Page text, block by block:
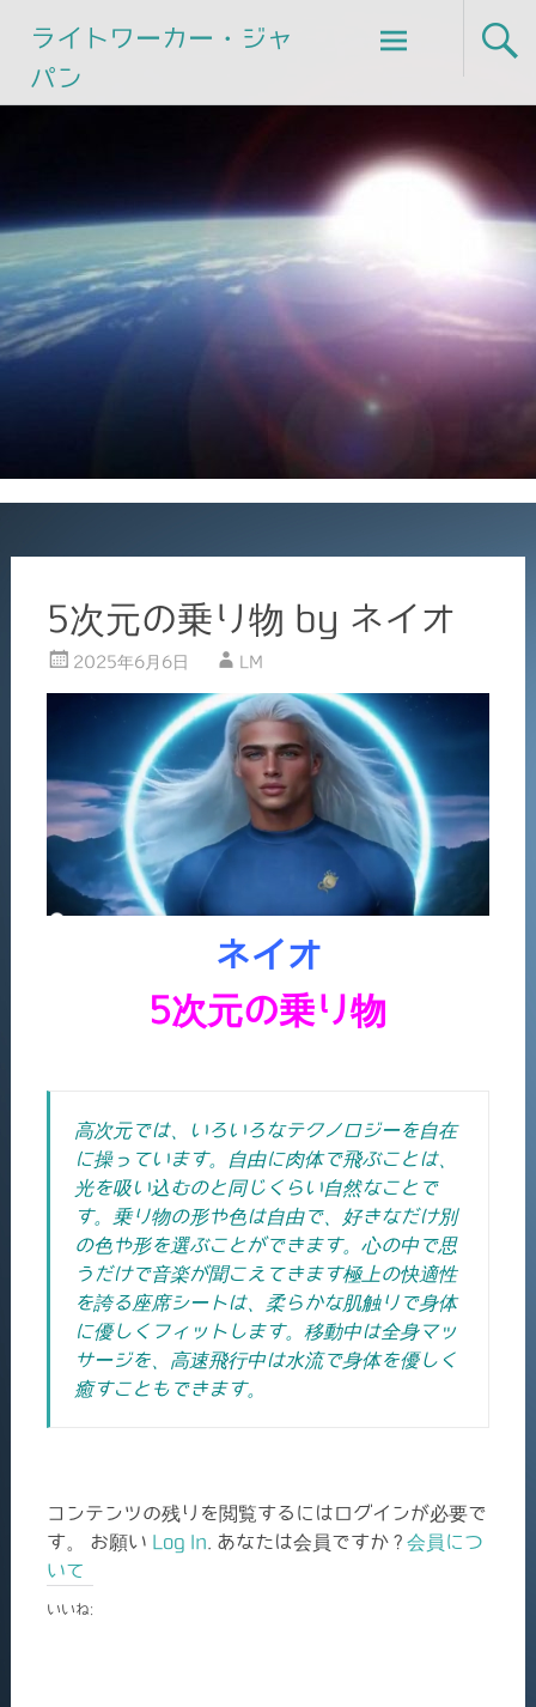
ライトワーカー・ジャ
パン
Skip
to
5次元の乗り物 by ネイオ
2025年6月6日 LM
ネイオ
5次元の乗り物
高次元では、いろいろなテクノロジーを自在
に操っています。自由に肉体で飛ぶことは、
光を吸い込むのと同じくらい自然なことで
す。乗り物の形や色は自由で、好きなだけ別
の色や形を選ぶことができます。心の中で思
うだけで音楽が聞こえてきます極上の快適性
を誇る座席シートは、柔らかな肌触りで身体
に優しくフィットします。移動中は全身マッ
サージを、高速飛行中は水流で身体を優しく
癒すこともできます。
コンテンツの残りを閲覧するにはログインが必要で
す。 お願い Log In . あなたは会員ですか ? 会員につ
いて
いいね: